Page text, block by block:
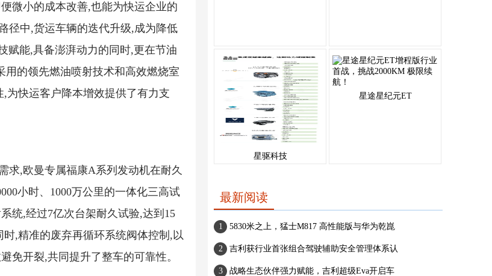
微小的成本改善,也能为快运企业的
径中,货运车辆的迭代升级,成为降低
赋能,具备澎湃动力的同时,更在节油
用的领先燃油喷射技术和高效燃烧室
为快运客户降本增效提供了有力支
求,欧曼专属福康A系列发动机在耐久
小时、1000万公里的一体化三高试
统,经过7亿次台架耐久试验,达到15
,精准的废弃再循环系统阀体控制,以
免开裂,共同提升了整车的可靠性。
星驱科技
星途星纪元ET
最新阅读
5830米之上，猛士M817 高性能版与华为乾崑
吉利获行业首张组合驾驶辅助安全管理体系认
战略生态伙伴强力赋能，吉利超级Eva开启车